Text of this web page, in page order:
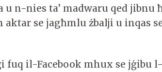
u n-nies ta’ madwaru qed jibnu
se jagħmlu żbalji u inqas
fuq il-Facebook mhux se jġibu